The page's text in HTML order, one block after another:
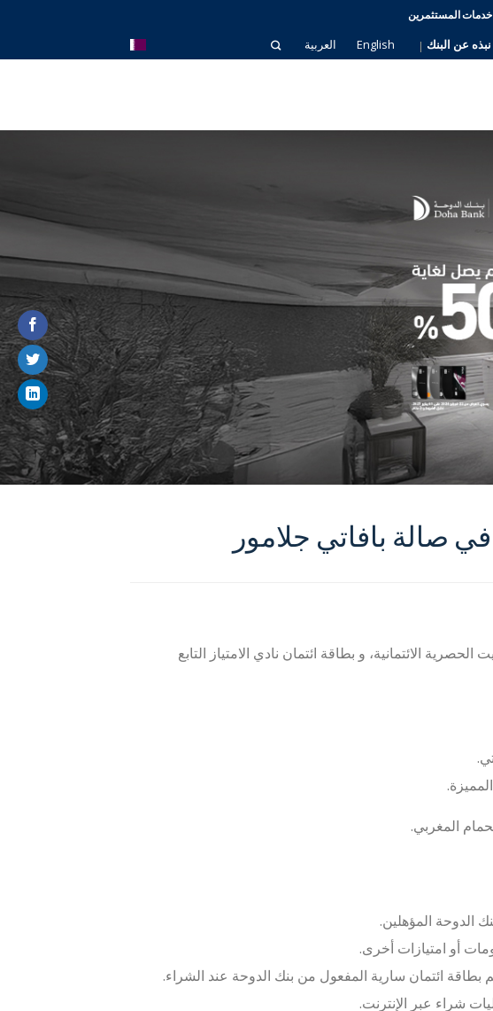
خدمات المستثمرين
نبذه عن البنك English العربية
الائتمانية، و بطاقة ائتمان نادي الامتياز التابع
المغربي.
الدوحة المؤهلين.
أو امتيازات أخرى.
ائتمان سارية المفعول من بنك الدوحة عند الشراء.
شراء عبر الإنترنت.